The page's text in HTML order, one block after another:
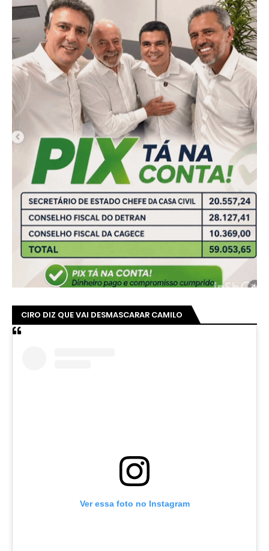
CIRO DIZ QUE VAI DESMASCARAR CAMILO
Ver essa foto no Instagram